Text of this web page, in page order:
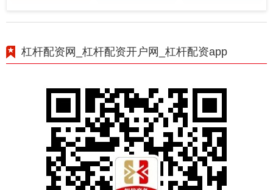
杠杆配资网_杠杆配资开户网_杠杆配资app